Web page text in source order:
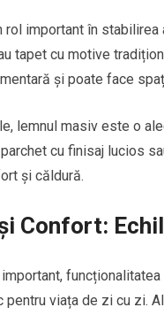
important în
tapet cu motive
și poate face
lemnul masiv este o
cu finisaj lucios
și căldură.
Confort:
pentru viața de zi cu zi.